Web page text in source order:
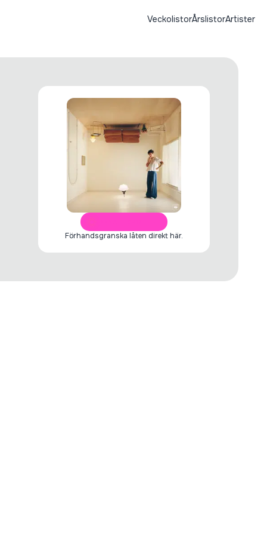
VeckolistorÅrslistorArtister
Förhandsgranska låten direkt här.